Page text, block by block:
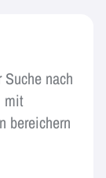
nach
mit
bereichern